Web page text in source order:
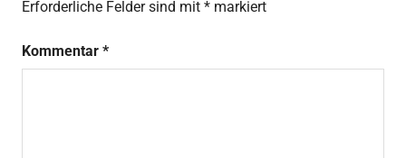
Erforderliche Felder sind mit * markiert
Kommentar *